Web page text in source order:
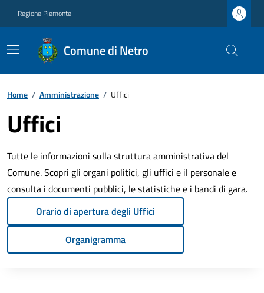
Regione Piemonte
Comune di Netro
Home / Amministrazione / Uffici
Uffici
Tutte le informazioni sulla struttura amministrativa del
Comune. Scopri gli organi politici, gli uffici e il personale e
consulta i documenti pubblici, le statistiche e i bandi di gara.
Orario di apertura degli Uffici
Organigramma